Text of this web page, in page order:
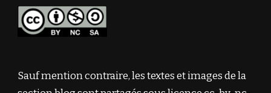
Sauf mention contraire, les textes et images de la